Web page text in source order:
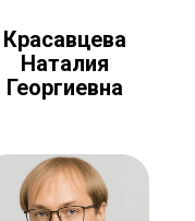
Красавцева
Наталия
Георгиевна